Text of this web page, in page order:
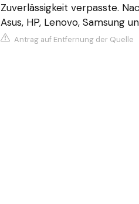
Zuverlässigkeit verpasste.
Asus, HP, Lenovo, Samsung
Antrag auf Entfernung der Quelle